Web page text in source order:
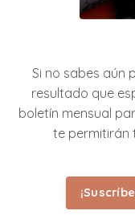
Si no sabes aún
resultado que
boletín mensual
te permitirán